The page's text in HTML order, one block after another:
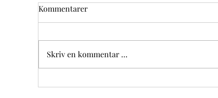
Kommentarer
Skriv en kommentar …